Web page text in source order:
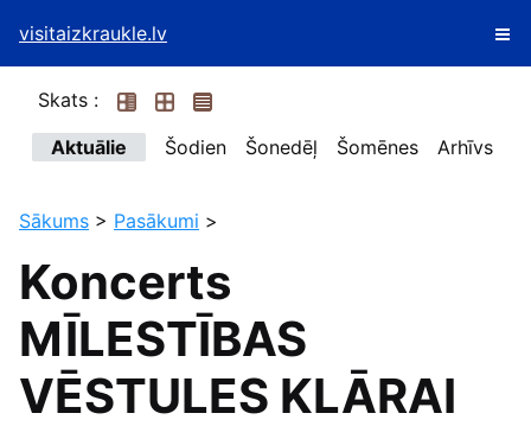
visitaizkraukle.lv
Skats :
Aktuālie
Šodien Šonedēļ Šomēnes Arhīvs
Sākums > Pasākumi >
Koncerts
MĪLESTĪBAS
VĒSTULES KLĀRAI